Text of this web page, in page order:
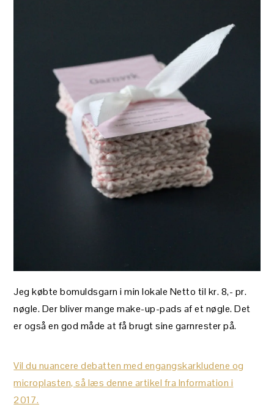
Jeg købte bomuldsgarn i min lokale Netto til kr. 8,- pr.
nøgle. Der bliver mange make-up-pads af et nøgle. Det
er også en god måde at få brugt sine garnrester på.
Vil du nuancere debatten med engangskarkludene og
microplasten, så læs denne artikel fra Information i
2017.